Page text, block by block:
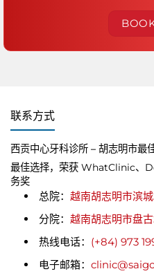
联系方式
西贡中心牙科诊所 – 胡志明市最
最佳选择，荣获 WhatClinic、
务奖
总院： 越南胡志明市滨
分院： 越南胡志明市盘
热线电话： (+84) 973
电子邮箱：